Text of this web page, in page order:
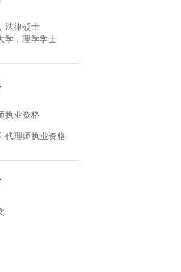
法律硕士
学，理学学士
执业资格
代理师执业资格